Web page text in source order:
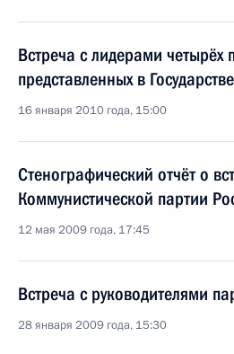
Встреча с лидерами четырёх
представленных в
16 января 2010 года, 15:00
Стенографический отчёт о
Коммунистической партии
12 мая 2009 года, 17:45
Встреча с руководителями
28 января 2009 года, 15:30